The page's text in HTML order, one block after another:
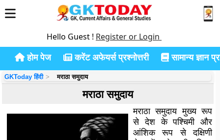
Hello Guest ! Register or Login
होम पेज करेंट अफेयर्स प्रश्नोत्तरी सामान्य ज्ञान
GKToday हिंदी मराठा समुदाय
मराठा समुदाय
मराठा समुदाय मुख्य रूप
से देश के पश्चिमी और
आंशिक रूप से दक्षिणी